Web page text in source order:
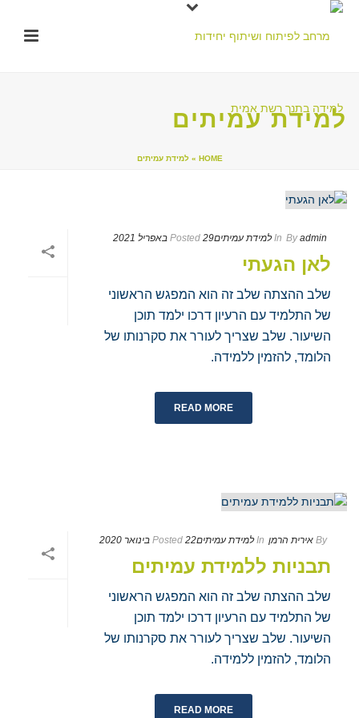
למידת עמיתים
HOME
»למידת עמיתים
By admin
In למידת עמיתים Posted 29 באפריל 2021
לאן הגעתי
שלב ההצתה שלב זה הוא המפגש הראשוני
של התלמיד עם הרעיון דרכו ילמד תוכן
השיעור. שלב שצריך לעורר את סקרנותו של
הלומד, להזמין ללמידה.
READ MORE
By אירית הרמן In למידת עמיתים Posted 22 בינואר 2020
תבניות ללמידת עמיתים
שלב ההצתה שלב זה הוא המפגש הראשוני
של התלמיד עם הרעיון דרכו ילמד תוכן
השיעור. שלב שצריך לעורר את סקרנותו של
הלומד, להזמין ללמידה.
READ MORE